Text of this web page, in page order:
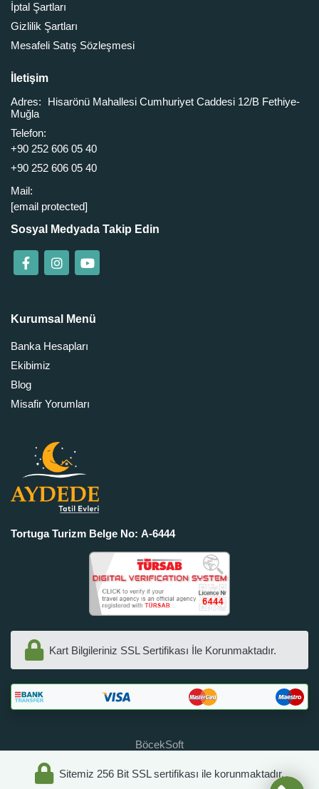
İptal Şartları
Gizlilik Şartları
Mesafeli Satış Sözleşmesi
İletişim
Adres:
Hisarönü Mahallesi Cumhuriyet Caddesi 12/B Fethiye-
Muğla
Telefon:
+90 252 606 05 40
+90 252 606 05 40
Mail:
[email protected]
Sosyal Medyada Takip Edin
Kurumsal Menü
Banka Hesapları
Ekibimiz
Blog
Misafir Yorumları
Tortuga Turizm Belge No: A-6444
Kart Bilgileriniz SSL Sertifikası İle Korunmaktadır.
BöcekSoft
Sitemiz 256 Bit SSL sertifikası ile korunmaktadır.